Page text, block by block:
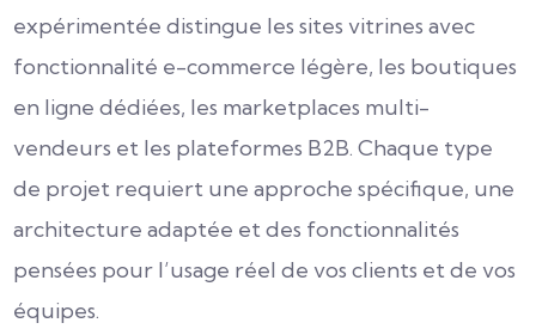
expérimentée distingue les sites vitrines avec
fonctionnalité e-commerce légère, les boutiques
en ligne dédiées, les marketplaces multi-
vendeurs et les plateformes B2B. Chaque type
de projet requiert une approche spécifique, une
architecture adaptée et des fonctionnalités
pensées pour l’usage réel de vos clients et de vos
équipes.